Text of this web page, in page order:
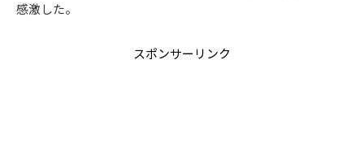
感激した。
スポンサーリンク